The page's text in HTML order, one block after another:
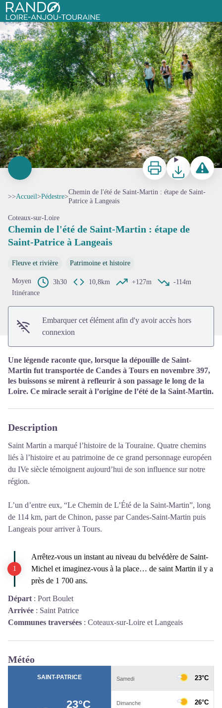
Rando Loire-Anjou-Touraine
Chemin de l'été de Saint-Martin : étape de Saint-Patrice à Langeais
Randonnée de l'été de Saint-Martin - Lucie Mach
ImprimerTéléchargerSignaler
>>Accueil>Pédestre>
Chemin de l'été de Saint-Martin : étape de Saint-
Patrice à Langeais
Coteaux-sur-Loire
Chemin de l'été de Saint-Martin : étape de
Saint-Patrice à Langeais
Fleuve et rivière Patrimoine et histoire
Moyen 3h30 10,8km +127m
-114m
Itinérance
Embarquer cet élément afin d'y avoir accès hors
connexion
Une légende raconte que, lorsque la dépouille de Saint-
Martin fut transportée de Candes à Tours en novembre 397,
les buissons se mirent à refleurir à son passage le long de la
Loire. Ce miracle serait à l’origine de l’été de la Saint-Martin.
Description
Saint Martin a marqué l’histoire de la Touraine. Quatre chemins
liés à l’histoire et au patrimoine de ce grand personnage européen
du IVe siècle témoignent aujourd’hui de son influence sur notre
région.
L’un d’entre eux, “Le Chemin de L’Été de la Saint-Martin”, long
de 114 km, part de Chinon, passe par Candes-Saint-Martin puis
Langeais pour arriver à Tours.
Arrêtez-vous un instant au niveau du belvédère de Saint-
Michel et imaginez-vous à la place… de saint Martin il y a
près de 1 700 ans.
Départ : Port Boulet
Arrivée : Saint Patrice
Communes traversées : Coteaux-sur-Loire et Langeais
Météo